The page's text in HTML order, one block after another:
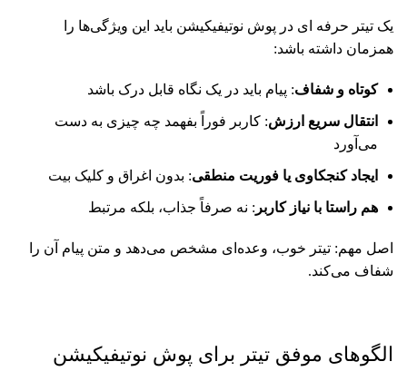
یک تیتر حرفه ای در پوش نوتیفیکیشن باید این ویژگی‌ها را
همزمان داشته باشد:
کوتاه و شفاف: پیام باید در یک نگاه قابل درک باشد
انتقال سریع ارزش: کاربر فوراً بفهمد چه چیزی به دست
می‌آورد
ایجاد کنجکاوی یا فوریت منطقی: بدون اغراق و کلیک بیت
هم راستا با نیاز کاربر : نه صرفاً جذاب، بلکه مرتبط
اصل مهم: تیتر خوب، وعده‌ای مشخص می‌دهد و متن پیام آن را
شفاف می‌کند.
الگوهای موفق تیتر برای پوش نوتیفیکیشن